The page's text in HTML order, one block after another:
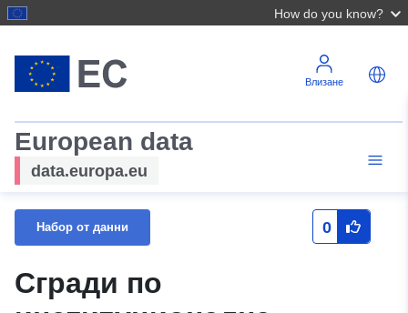
How do you know?
Влизане
European data
data.europa.eu
Набор от данни 0
Сгради по